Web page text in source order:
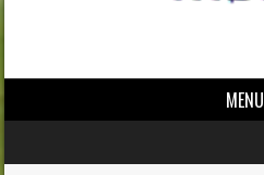
MENU